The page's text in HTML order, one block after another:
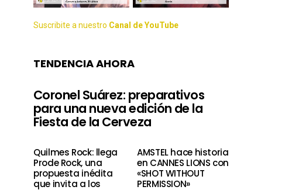
Suscribite a nuestro Canal de YouTube
TENDENCIA AHORA
Coronel Suárez: preparativos
para una nueva edición de la
Fiesta de la Cerveza
Quilmes Rock: llega
Prode Rock, una
propuesta inédita
que invita a los
AMSTEL hace historia
en CANNES LIONS con
«SHOT WITHOUT
PERMISSION»